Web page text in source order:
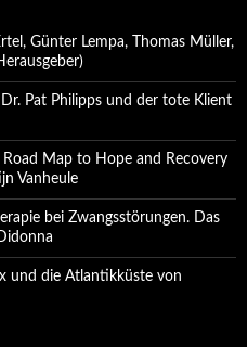
Günter Lempa, Thomas Müller,
Pat Philipps und der tote Klient
Map to Hope and Recovery
Vanheule
bei Zwangsstörungen. Das
und die Atlantikküste von